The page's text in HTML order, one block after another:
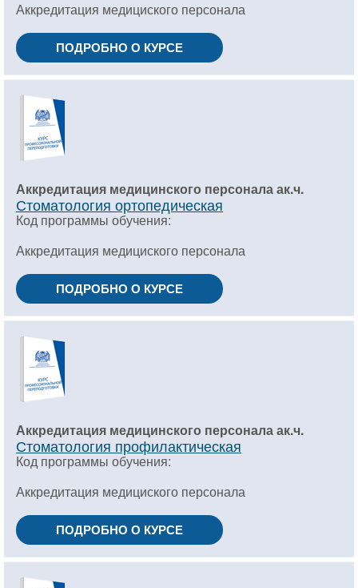
Аккредитация медициского персонала
ПОДРОБНО О КУРСЕ
Аккредитация медицинского персонала ак.ч.
Стоматология ортопедическая
Код программы обучения:
Аккредитация медициского персонала
ПОДРОБНО О КУРСЕ
Аккредитация медицинского персонала ак.ч.
Стоматология профилактическая
Код программы обучения:
Аккредитация медициского персонала
ПОДРОБНО О КУРСЕ